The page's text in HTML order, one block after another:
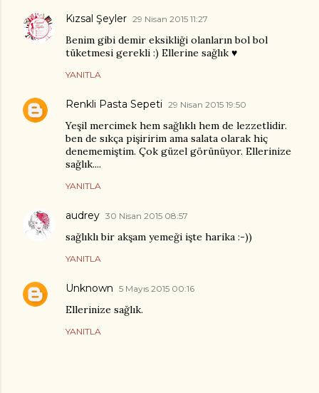
Kızsal Şeyler 29 Nisan 2015 11:27
Benim gibi demir eksikliği olanların bol bol
tüketmesi gerekli :) Ellerine sağlık ♥
YANITLA
Renkli Pasta Sepeti 29 Nisan 2015 19:50
Yeşil mercimek hem sağlıklı hem de lezzetlidir.
ben de sıkça pişiririm ama salata olarak hiç
denememiştim. Çok güzel görünüyor. Ellerinize
sağlık....
YANITLA
audrey 30 Nisan 2015 08:57
sağlıklı bir akşam yemeği işte harika :-))
YANITLA
Unknown 5 Mayıs 2015 00:16
Ellerinize sağlık.
YANITLA